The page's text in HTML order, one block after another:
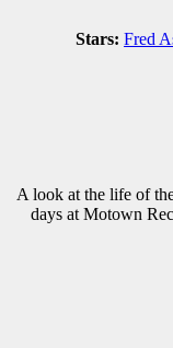
Stars: Fred
A look at the life of
days at Motown